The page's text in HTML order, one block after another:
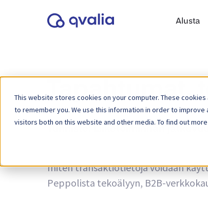
This website stores cookies on your computer. These
to remember you. We use this information in order to
visitors both on this website and other media. To find out
Alusta
Tapahtumat,
Näkemyksiä liiketoimista,
miten transaktiotietoja voidaan
Peppolista tekoälyyn, B2B-